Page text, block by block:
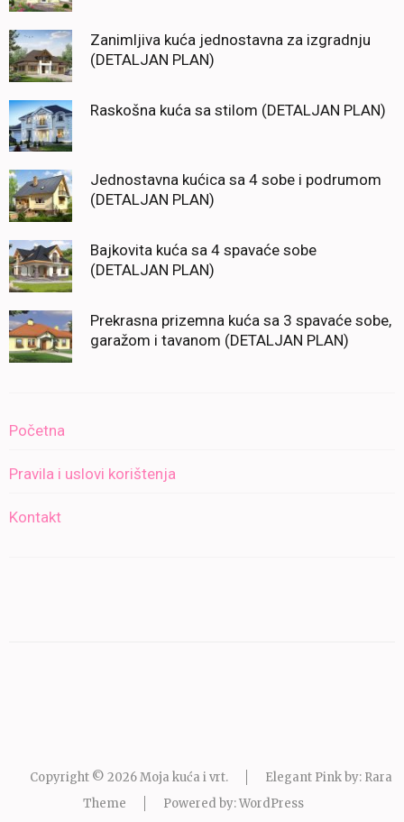
Zanimljiva kuća jednostavna za izgradnju
(DETALJAN PLAN)
Raskošna kuća sa stilom (DETALJAN PLAN)
Jednostavna kućica sa 4 sobe i podrumom
(DETALJAN PLAN)
Bajkovita kuća sa 4 spavaće sobe
(DETALJAN PLAN)
Prekrasna prizemna kuća sa 3 spavaće sobe,
garažom i tavanom (DETALJAN PLAN)
Početna
Pravila i uslovi korištenja
Kontakt
Copyright © 2026Moja kuća i vrt.
Elegant Pink by: Rara
Theme
Powered by:WordPress